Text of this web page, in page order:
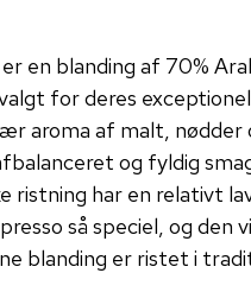
en blanding af 70%
for deres
aroma af malt, nødder
og fyldig
ristning har en relativt
så speciel, og den
blanding er ristet i